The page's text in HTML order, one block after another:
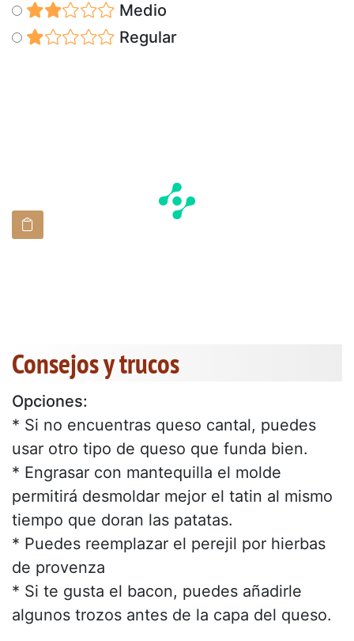
Medio
Regular
Consejos y trucos
Opciones:
* Si no encuentras queso cantal, puedes
usar otro tipo de queso que funda bien.
* Engrasar con mantequilla el molde
permitirá desmoldar mejor el tatin al mismo
tiempo que doran las patatas.
* Puedes reemplazar el perejil por hierbas
de provenza
* Si te gusta el bacon, puedes añadirle
algunos trozos antes de la capa del queso.